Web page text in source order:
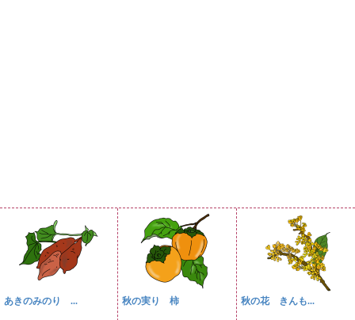
あきのみのり ... 秋の実り 柿 秋の花 きんも...